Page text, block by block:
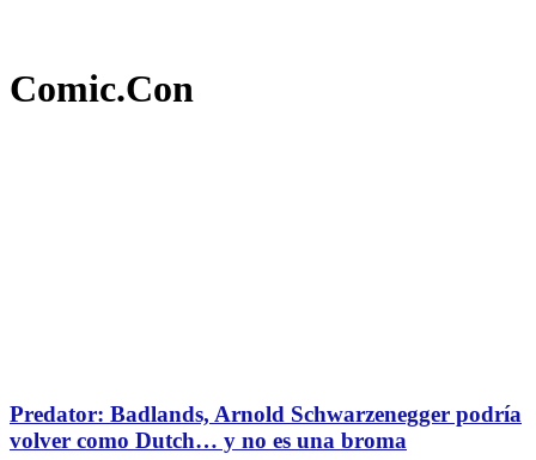
Comic.Con
Predator: Badlands, Arnold Schwarzenegger podría
volver como Dutch… y no es una broma